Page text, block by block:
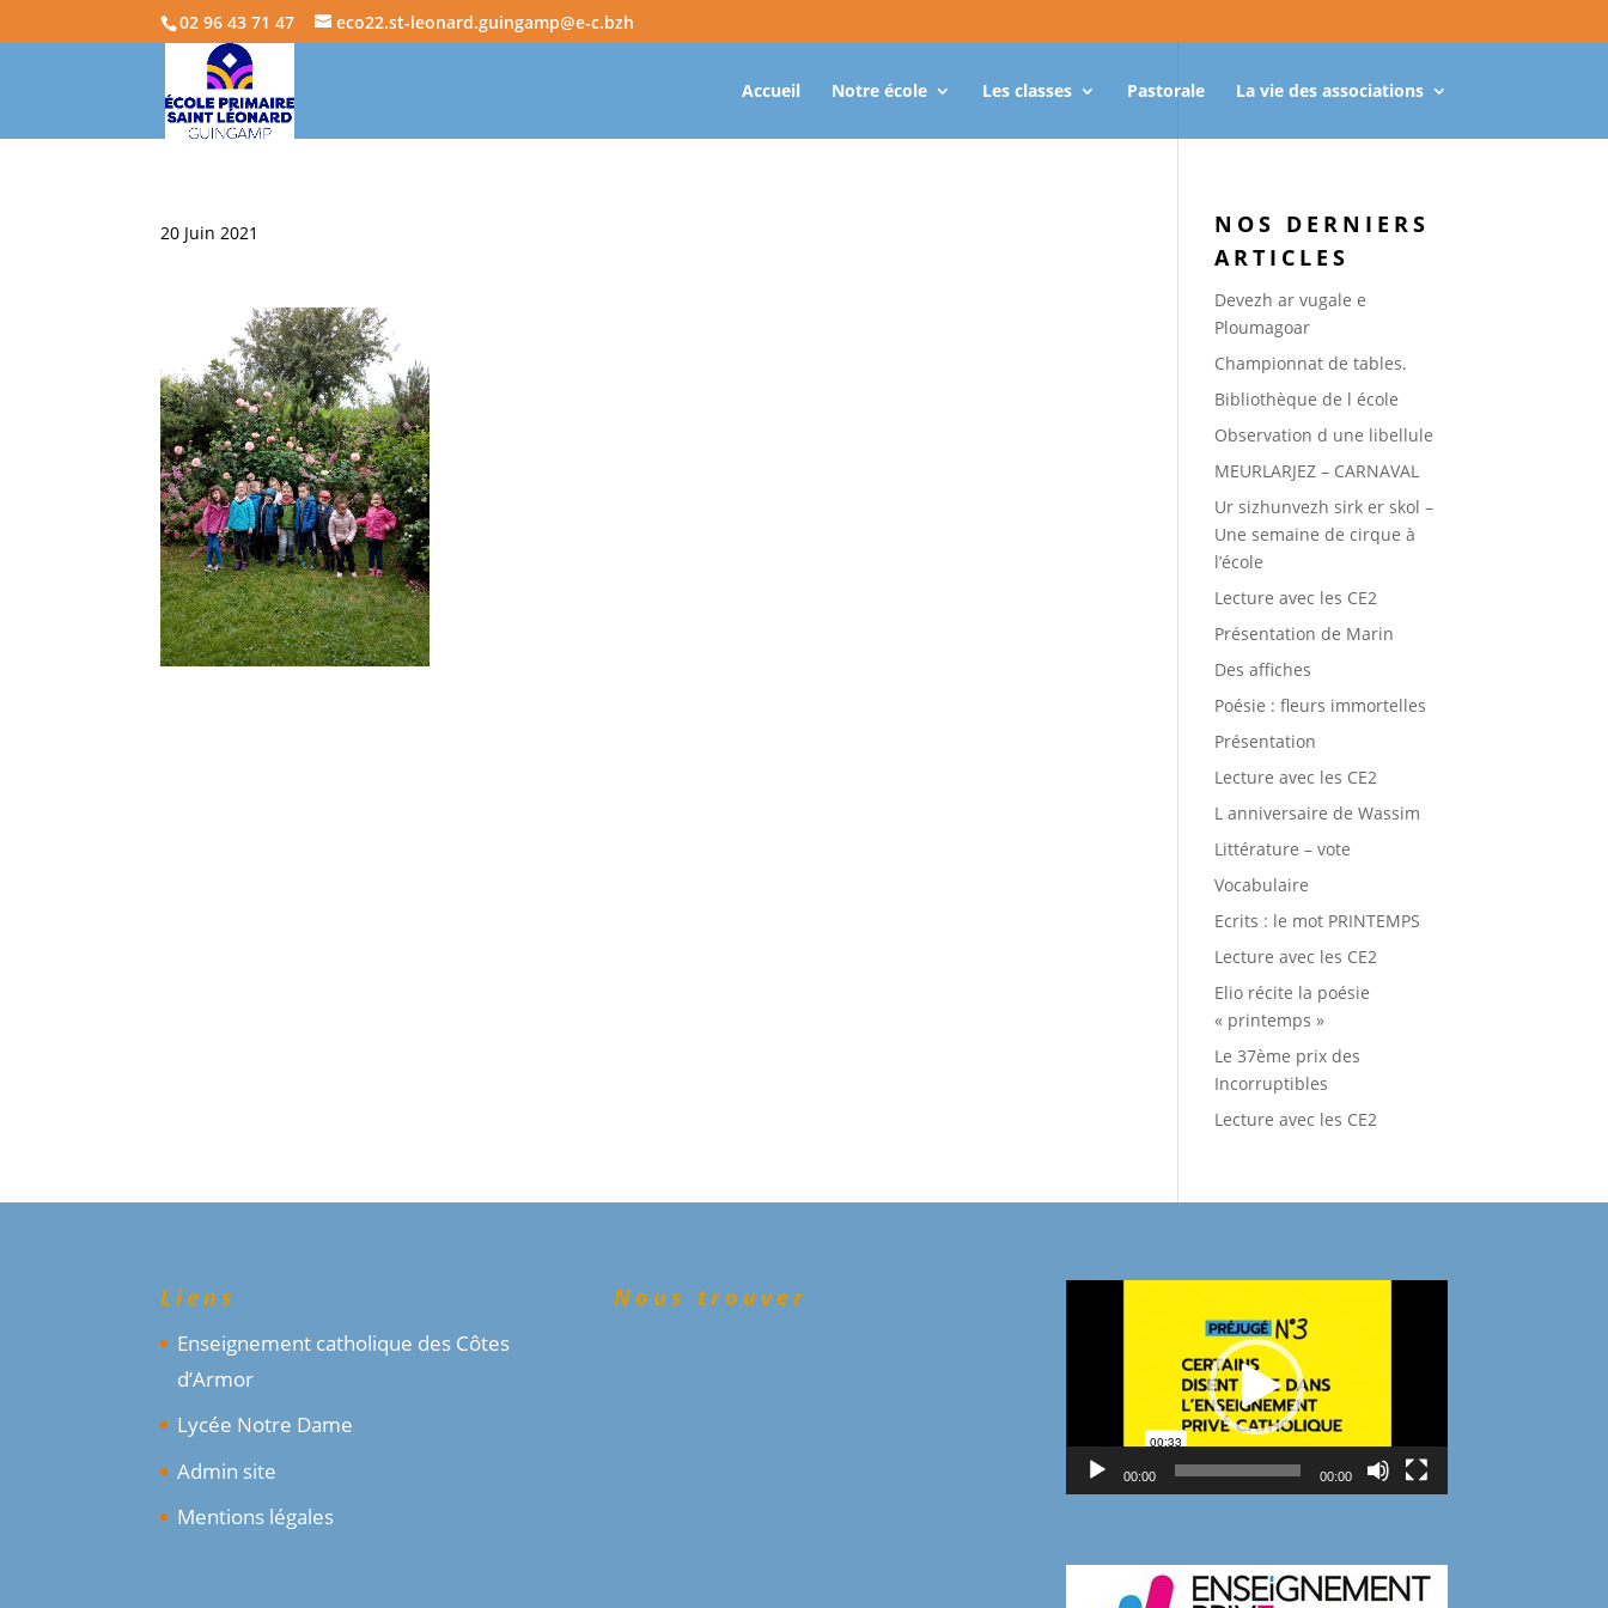
02 96 43 71 47 eco22.st-leonard.guingamp@e-c.bzh
Accueil Notre école Les classes Pastorale La vie des associations
20 Juin 2021
NOS DERNIERS
ARTICLES
Devezh ar vugale e
Ploumagoar
Championnat de tables.
Bibliothèque de l école
Observation d une libellule
MEURLARJEZ – CARNAVAL
Ur sizhunvezh sirk er skol –
Une semaine de cirque à
l’école
Lecture avec les CE2
Présentation de Marin
Des affiches
Poésie : fleurs immortelles
Présentation
Lecture avec les CE2
L anniversaire de Wassim
Littérature – vote
Vocabulaire
Ecrits : le mot PRINTEMPS
Lecture avec les CE2
Elio récite la poésie
« printemps »
Le 37ème prix des
Incorruptibles
Lecture avec les CE2
Liens
Enseignement catholique des Côtes
d’Armor
Lycée Notre Dame
Admin site
Mentions légales
Nous trouver
00:00 00:00